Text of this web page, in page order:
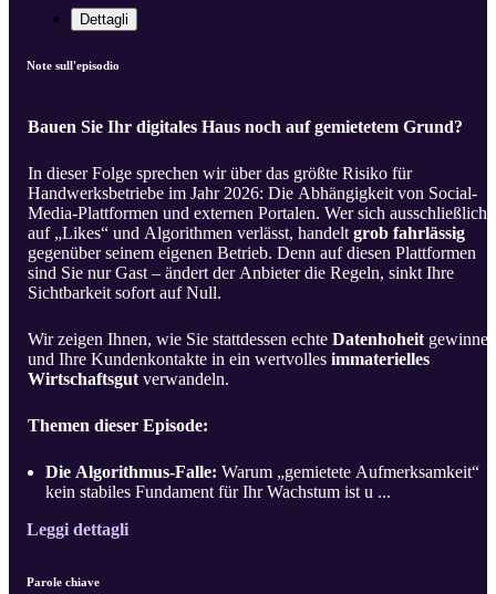
Dettagli
Note sull'episodio
Bauen Sie Ihr digitales Haus noch auf gemietetem Grund?
In dieser Folge sprechen wir über das größte Risiko für
Handwerksbetriebe im Jahr 2026: Die Abhängigkeit von Social-
Media-Plattformen und externen Portalen. Wer sich ausschließlich
auf „Likes“ und Algorithmen verlässt, handelt grob fahrlässig
gegenüber seinem eigenen Betrieb. Denn auf diesen Plattformen
sind Sie nur Gast – ändert der Anbieter die Regeln, sinkt Ihre
Sichtbarkeit sofort auf Null.
Wir zeigen Ihnen, wie Sie stattdessen echte Datenhoheit gewinnen
und Ihre Kundenkontakte in ein wertvolles immaterielles
Wirtschaftsgut verwandeln.
Themen dieser Episode:
Die Algorithmus-Falle: Warum „gemietete Aufmerksamkeit“
kein stabiles Fundament für Ihr Wachstum ist u ...
Leggi dettagli
Parole chiave